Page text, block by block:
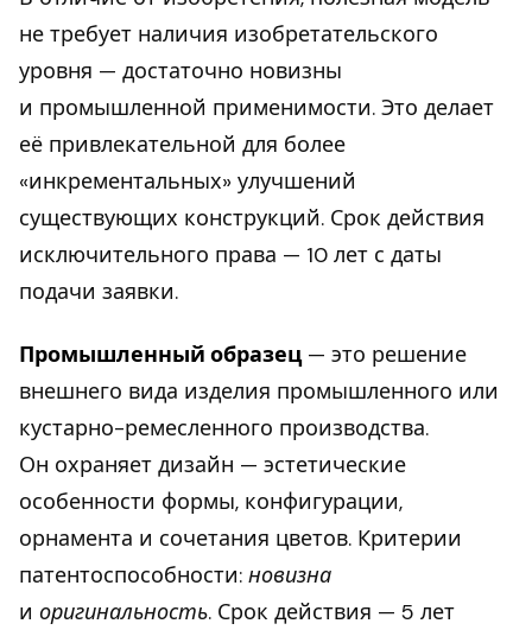
не требует наличия изобретательского
уровня — достаточно новизны
и промышленной применимости. Это делает
её привлекательной для более
«инкрементальных» улучшений
существующих конструкций. Срок действия
исключительного права — 10 лет с даты
подачи заявки.
Промышленный образец— это решение
внешнего вида изделия промышленного или
кустарно-ремесленного производства.
Он охраняет дизайн — эстетические
особенности формы, конфигурации,
орнамента и сочетания цветов. Критерии
патентоспособности: новизна
и оригинальность. Срок действия — 5 лет